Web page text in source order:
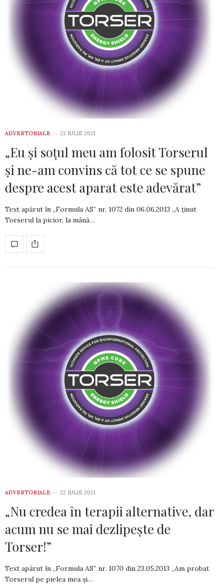
ADVERTORIALE 22 IULIE 2021
„Eu şi soţul meu am folosit Torserul
şi ne-am convins că tot ce se spune
despre acest aparat este adevărat”
Text apărut în „Formula AS” nr. 1072 din­ 06.06.2013 „A ţinut
Torserul la picior, la mână…
ADVERTORIALE 22 IULIE 2021
„Nu credea în terapii alternative, dar
acum nu se mai dezlipeşte de
Torser!”
Text apărut în „Formula AS” nr. 1070 din ­23.05.2013 „Am probat
Torserul pe pielea mea şi…